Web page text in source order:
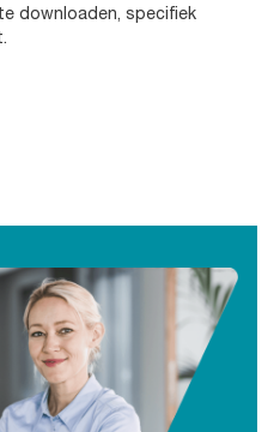
downloaden, specifiek